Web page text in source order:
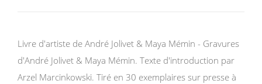
Livre d'artiste de André Jolivet & Maya Mémin - Gravures
d'André Jolivet & Maya Mémin. Texte d'introduction par
Arzel Marcinkowski. Tiré en 30 exemplaires sur presse à